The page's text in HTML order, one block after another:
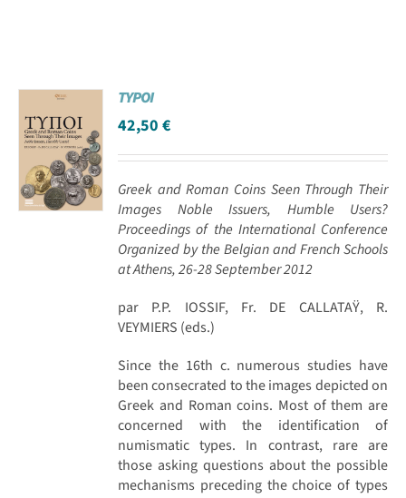
TYPOI
42,50€
Greek and Roman Coins Seen Through Their
Images Noble Issuers, Humble Users?
Proceedings of the International Conference
Organized by the Belgian and French Schools
at Athens, 26-28 September 2012
par P.P. IOSSIF, Fr. DE CALLATAŸ, R.
VEYMIERS (eds.)
Since the 16th c. numerous studies have
been consecrated to the images depicted on
Greek and Roman coins. Most of them are
concerned with the identification of
numismatic types. In contrast, rare are
those asking questions about the possible
mechanisms preceding the choice of types